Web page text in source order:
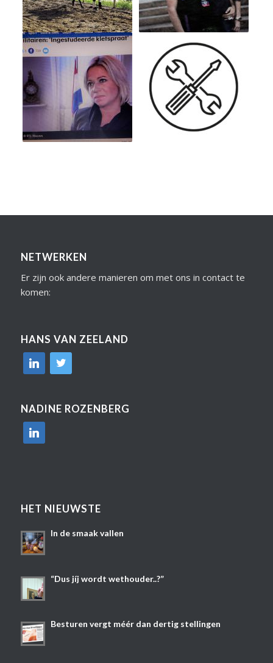
NETWERKEN
Er zijn ook andere manieren om met ons in contact te
komen:
HANS VAN ZEELAND
linkedin
twitter
NADINE ROZENBERG
linkedin
HET NIEUWSTE
In de smaak vallen
“Dus jíj wordt wethouder..?”
Besturen vergt méér dan dertig stellingen